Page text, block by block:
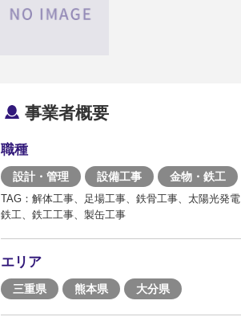
事業者概要
職種
設計・管理 設備工事 金物・鉄工
TAG：解体工事、足場工事、鉄骨工事、太陽光発
鉄工、鉄工工事、製缶工事
エリア
三重県 熊本県 大分県